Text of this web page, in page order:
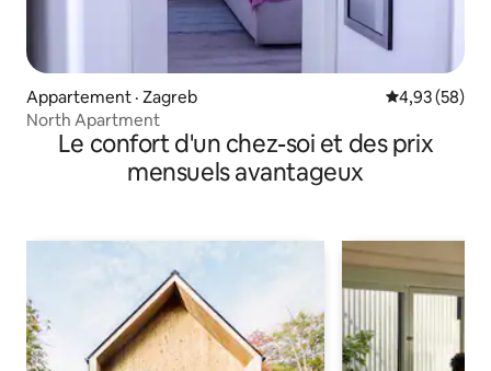
Appartement · Zagreb Note
4,93 (58)
North Apartment
Le confort d'un chez-soi et des prix
mensuels avantageux